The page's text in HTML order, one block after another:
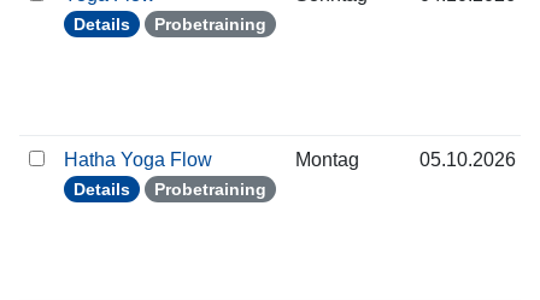
Details Probetraining
Hatha Yoga Flow
Details Probetraining
Montag 05.10.2026